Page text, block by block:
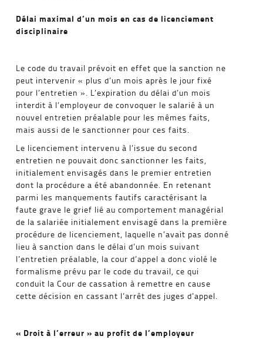
Délai maximal d’un mois en cas de licenciement
disciplinaire
Le code du travail prévoit en effet que la sanction ne
peut intervenir « plus d’un mois après le jour fixé
pour l’entretien ». L’expiration du délai d’un mois
interdit à l’employeur de convoquer le salarié à un
nouvel entretien préalable pour les mêmes faits,
mais aussi de le sanctionner pour ces faits.
Le licenciement intervenu à l’issue du second
entretien ne pouvait donc sanctionner les faits,
initialement envisagés dans le premier entretien
dont la procédure a été abandonnée. En retenant
parmi les manquements fautifs caractérisant la
faute grave le grief lié au comportement managérial
de la salariée initialement envisagé dans la première
procédure de licenciement, laquelle n’avait pas donné
lieu à sanction dans le délai d’un mois suivant
l’entretien préalable, la cour d’appel a donc violé le
formalisme prévu par le code du travail, ce qui
conduit la Cour de cassation à remettre en cause
cette décision en cassant l’arrêt des juges d’appel.
« Droit à l’erreur » au profit de l’employeur